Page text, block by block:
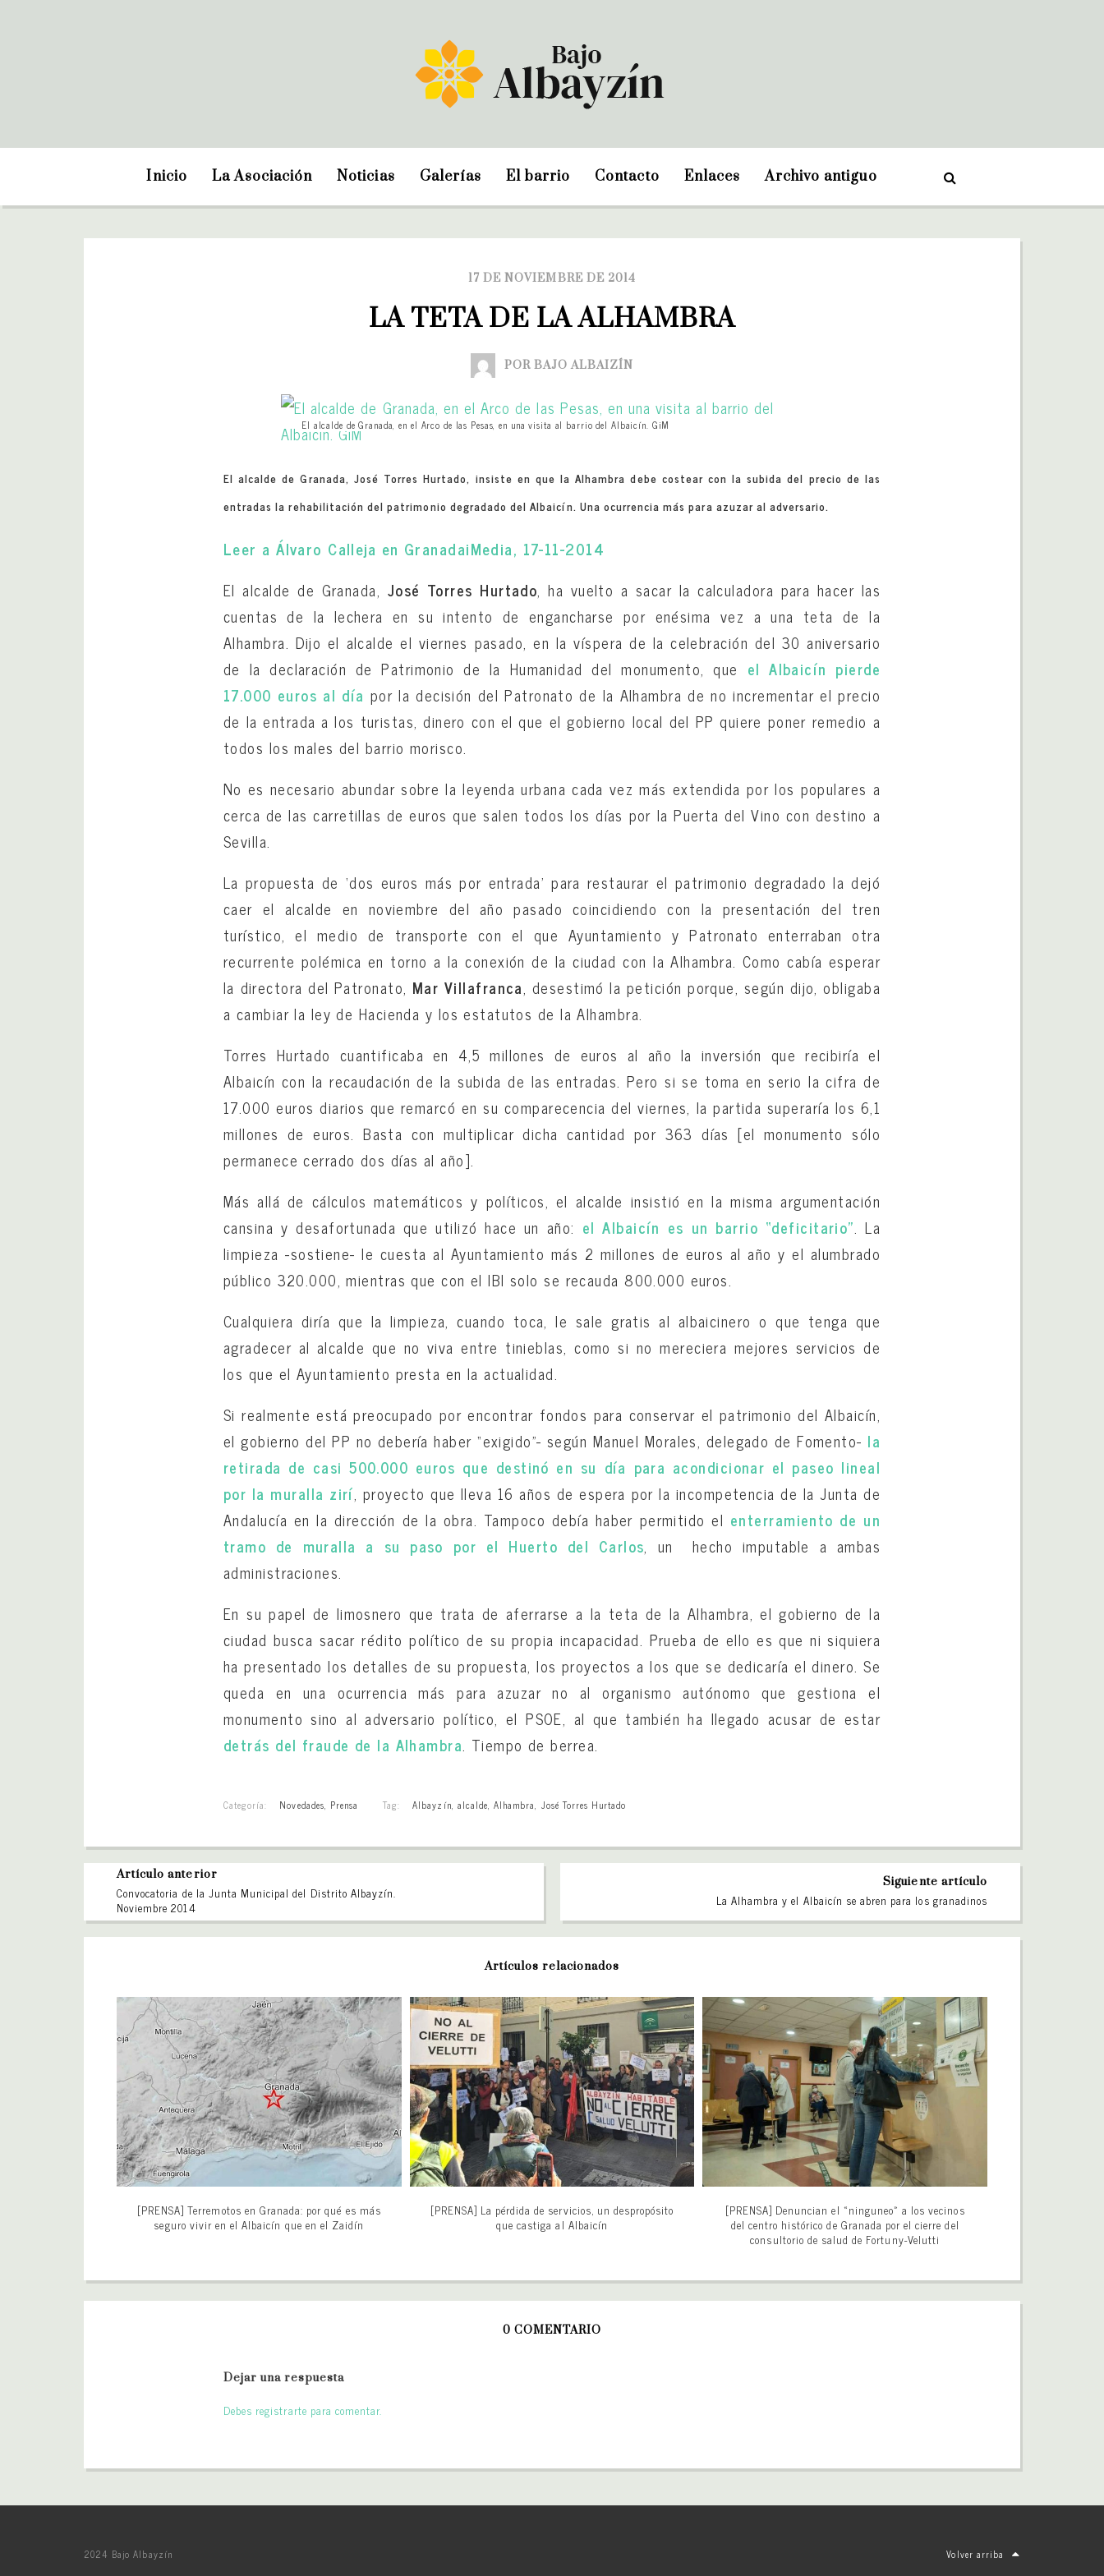
Inicio La Asociación Noticias Galerías El barrio Contacto Enlaces Archivo antiguo
17 DE NOVIEMBRE DE 2014
LA TETA DE LA ALHAMBRA
POR BAJO ALBAIZÍN
El alcalde de Granada, en el Arco de las Pesas, en una visita al barrio del Albaicín. GiM
El alcalde de Granada, José Torres Hurtado, insiste en que la Alhambra debe costear con la subida del precio de las
entradas la rehabilitación del patrimonio degradado del Albaicín. Una ocurrencia más para azuzar al adversario.
Leer a Álvaro Calleja en GranadaiMedia, 17-11-2014
El alcalde de Granada, José Torres Hurtado, ha vuelto a sacar la calculadora para hacer las
cuentas de la lechera en su intento de engancharse por enésima vez a una teta de la
Alhambra. Dijo el alcalde el viernes pasado, en la víspera de la celebración del 30 aniversario
de la declaración de Patrimonio de la Humanidad del monumento, que el Albaicín pierde
17.000 euros al día por la decisión del Patronato de la Alhambra de no incrementar el precio
de la entrada a los turistas, dinero con el que el gobierno local del PP quiere poner remedio a
todos los males del barrio morisco.
No es necesario abundar sobre la leyenda urbana cada vez más extendida por los populares a
cerca de las carretillas de euros que salen todos los días por la Puerta del Vino con destino a
Sevilla.
La propuesta de ‘dos euros más por entrada’ para restaurar el patrimonio degradado la dejó
caer el alcalde en noviembre del año pasado coincidiendo con la presentación del tren
turístico, el medio de transporte con el que Ayuntamiento y Patronato enterraban otra
recurrente polémica en torno a la conexión de la ciudad con la Alhambra. Como cabía esperar
la directora del Patronato, Mar Villafranca, desestimó la petición porque, según dijo, obligaba
a cambiar la ley de Hacienda y los estatutos de la Alhambra.
Torres Hurtado cuantificaba en 4,5 millones de euros al año la inversión que recibiría el
Albaicín con la recaudación de la subida de las entradas. Pero si se toma en serio la cifra de
17.000 euros diarios que remarcó en su comparecencia del viernes, la partida superaría los 6,1
millones de euros. Basta con multiplicar dicha cantidad por 363 días [el monumento sólo
permanece cerrado dos días al año].
Más allá de cálculos matemáticos y políticos, el alcalde insistió en la misma argumentación
cansina y desafortunada que utilizó hace un año: el Albaicín es un barrio “deficitario”. La
limpieza -sostiene- le cuesta al Ayuntamiento más 2 millones de euros al año y el alumbrado
público 320.000, mientras que con el IBI solo se recauda 800.000 euros.
Cualquiera diría que la limpieza, cuando toca, le sale gratis al albaicinero o que tenga que
agradecer al alcalde que no viva entre tinieblas, como si no mereciera mejores servicios de
los que el Ayuntamiento presta en la actualidad.
Si realmente está preocupado por encontrar fondos para conservar el patrimonio del Albaicín,
el gobierno del PP no debería haber “exigido”- según Manuel Morales, delegado de Fomento- la
retirada de casi 500.000 euros que destinó en su día para acondicionar el paseo lineal
por la muralla zirí, proyecto que lleva 16 años de espera por la incompetencia de la Junta de
Andalucía en la dirección de la obra. Tampoco debía haber permitido el enterramiento de un
tramo de muralla a su paso por el Huerto del Carlos, un hecho imputable a ambas
administraciones.
En su papel de limosnero que trata de aferrarse a la teta de la Alhambra, el gobierno de la
ciudad busca sacar rédito político de su propia incapacidad. Prueba de ello es que ni siquiera
ha presentado los detalles de su propuesta, los proyectos a los que se dedicaría el dinero. Se
queda en una ocurrencia más para azuzar no al organismo autónomo que gestiona el
monumento sino al adversario político, el PSOE, al que también ha llegado acusar de estar
detrás del fraude de la Alhambra. Tiempo de berrea.
Categoría: Novedades Prensa Tag: Albayzín alcalde ,Alhambra José Torres Hurtado
Artículo anterior
Convocatoria de la Junta Municipal del Distrito Albayzín.
Noviembre 2014
Siguiente artículo
La Alhambra y el Albaicín se abren para los granadinos
Artículos relacionados
[PRENSA] Terremotos en Granada: por qué es más
seguro vivir en el Albaicín que en el Zaidín
[PRENSA] La pérdida de servicios, un despropósito
que castiga al Albaicín
[PRENSA] Denuncian el «ninguneo» a los vecinos
del centro histórico de Granada por el cierre del
consultorio de salud de Fortuny-Velutti
0 COMENTARIO
Dejar una respuesta
Debes registrarte para comentar.
2024 Bajo Albayzín Volver arriba